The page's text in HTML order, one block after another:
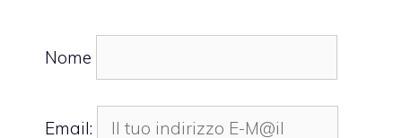
Nome
Email: